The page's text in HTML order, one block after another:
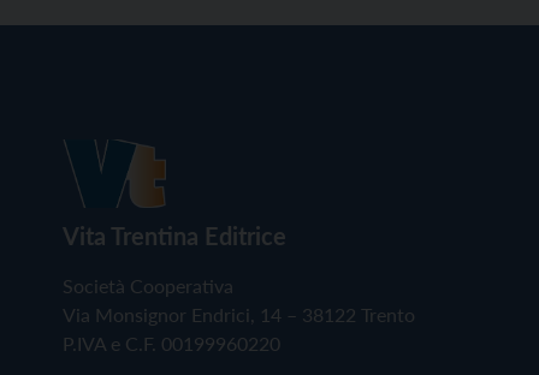
Vita Trentina Editrice
Società Cooperativa
Via Monsignor Endrici, 14 – 38122 Trento
P.IVA e C.F. 00199960220